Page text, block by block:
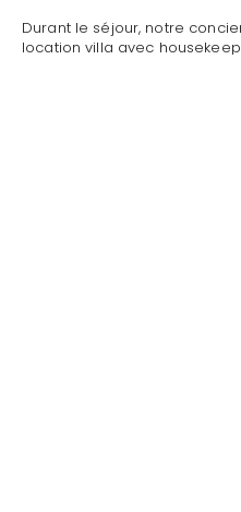
Durant le séjour, notre
location villa avec